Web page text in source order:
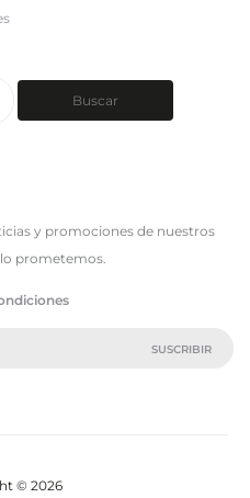
Buscar
y promociones de nuestros
prometemos.
© 2026